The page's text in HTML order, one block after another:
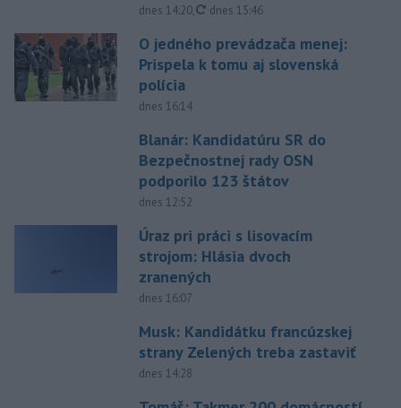
dnes 14:20, aktualizované
dnes 15:46
O jedného prevádzača menej:
Prispela k tomu aj slovenská
polícia
dnes 16:14
Blanár: Kandidatúru SR do
Bezpečnostnej rady OSN
podporilo 123 štátov
dnes 12:52
Úraz pri práci s lisovacím
strojom: Hlásia dvoch
zranených
dnes 16:07
Musk: Kandidátku francúzskej
strany Zelených treba zastaviť
dnes 14:28